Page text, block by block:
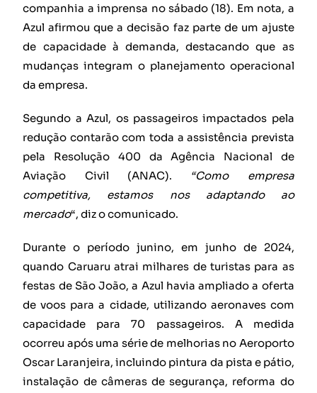
companhia a imprensa no sábado (18). Em nota, a
Azul afirmou que a decisão faz parte de um ajuste
de capacidade à demanda, destacando que as
mudanças integram o planejamento operacional
da empresa.
Segundo a Azul, os passageiros impactados pela
redução contarão com toda a assistência prevista
pela Resolução 400 da Agência Nacional de
Aviação Civil (ANAC). “Como empresa
competitiva, estamos nos adaptando ao
mercado“, diz o comunicado.
Durante o período junino, em junho de 2024,
quando Caruaru atrai milhares de turistas para as
festas de São João, a Azul havia ampliado a oferta
de voos para a cidade, utilizando aeronaves com
capacidade para 70 passageiros. A medida
ocorreu após uma série de melhorias no Aeroporto
Oscar Laranjeira, incluindo pintura da pista e pátio,
instalação de câmeras de segurança, reforma do